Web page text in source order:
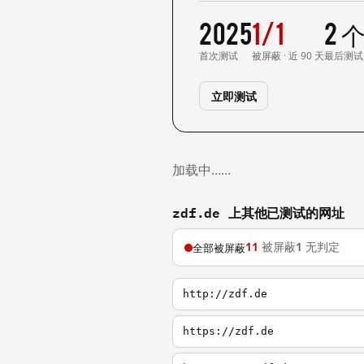
2025
首次测试
1/1
被屏蔽 · 近 90 天
2
最后测试
立即测试
加载中……
zdf.de 上其他已测试的网址
全部被屏蔽11 被屏蔽1 无判定
http://zdf.de
https://zdf.de